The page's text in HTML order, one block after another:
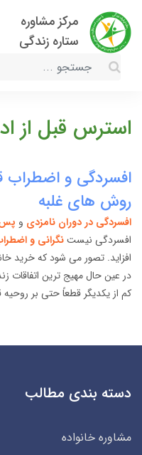
مرکز مشاوره
ستاره زندگی
استرس قبل از
افسردگی و اضطراب
روش های غلبه
افسردگی در دوران نامزدی و پس
افسردگی نیستنگرانی و
افزاید. تصور می شود که خرید
در عین حال مهیج ترین اتفاقات
کم از یکدیگر قطعاً حتی بر روحیه
دسته بندی مطالب
مشاوره خانواده